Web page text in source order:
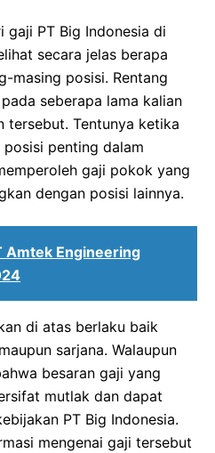
gaji PT Big Indonesia di
secara jelas berapa
masing posisi. Rentang
seberapa lama kalian
tersebut. Tentunya ketika
penting dalam
gaji pokok yang
dengan posisi lainnya.
Amtek Engineering
di atas berlaku baik
sarjana. Walaupun
besaran gaji yang
mutlak dan dapat
PT Big Indonesia.
mengenai gaji tersebut